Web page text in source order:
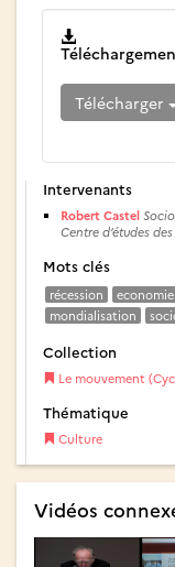
Télécharger
Intervenants
Robert Castel
Centre d’études
Mots clés
récession economie
mondialisation
Collection
Le mouvement
Thématique
Culture
Vidéos